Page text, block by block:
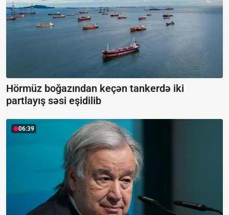
Hörmüz boğazından keçən tankerdə iki
partlayış səsi eşidilib
06:39